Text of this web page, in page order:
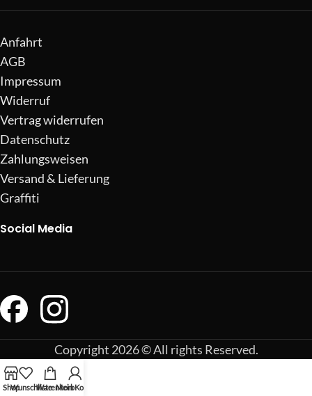
Anfahrt
AGB
Impressum
Widerruf
Vertrag widerrufen
Datenschutz
Zahlungsweisen
Versand & Lieferung
Graffiti
Social Media
Copyright 2026 © All rights Reserved.
ShopWunschlisteWarenkorb
Mein Konto